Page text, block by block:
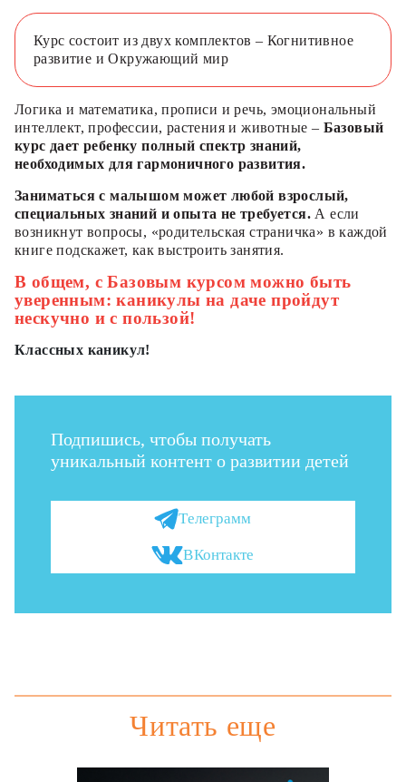
Курс состоит из двух комплектов – Когнитивное
развитие и Окружающий мир
Логика и математика, прописи и речь, эмоциональный
интеллект, профессии, растения и животные – Базовый
курс дает ребенку полный спектр знаний,
необходимых для гармоничного развития.
Заниматься с малышом может любой взрослый,
специальных знаний и опыта не требуется. А если
возникнут вопросы, «родительская страничка» в каждой
книге подскажет, как выстроить занятия.
В общем, с Базовым курсом можно быть
уверенным: каникулы на даче пройдут
нескучно и с пользой!
Классных каникул!
Подпишись, чтобы получать
уникальный контент о развитии детей
Телеграмм
ВКонтакте
Читать еще